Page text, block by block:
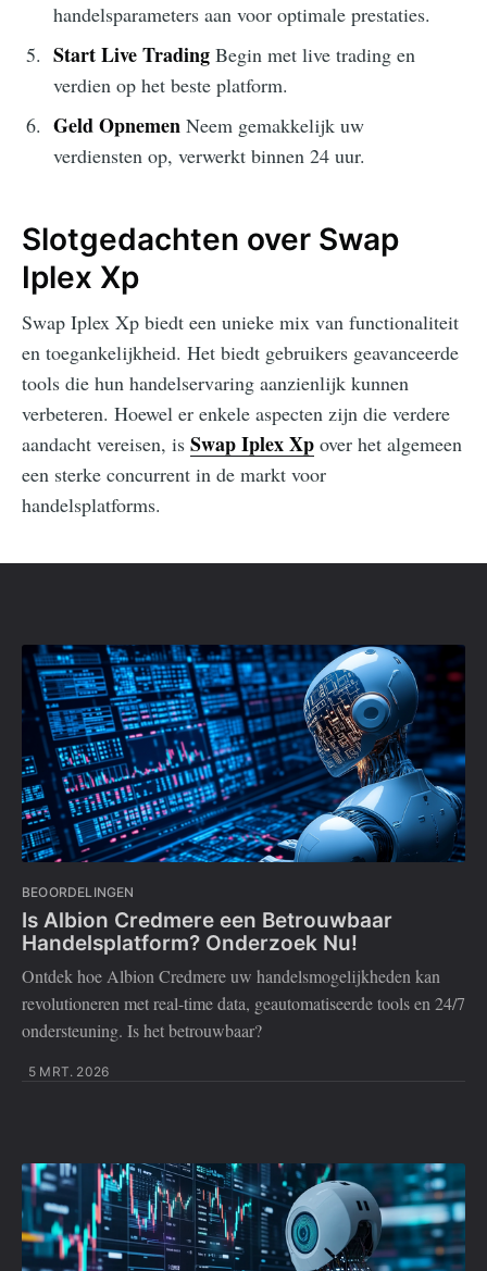
handelsparameters aan voor optimale prestaties.
Start Live TradingBegin met live trading en
verdien op het beste platform.
Geld OpnemenNeem gemakkelijk uw
verdiensten op, verwerkt binnen 24 uur.
Slotgedachten over Swap
Iplex Xp
Swap Iplex Xp biedt een unieke mix van functionaliteit
en toegankelijkheid. Het biedt gebruikers geavanceerde
tools die hun handelservaring aanzienlijk kunnen
verbeteren. Hoewel er enkele aspecten zijn die verdere
aandacht vereisen, is Swap Iplex Xp over het algemeen
een sterke concurrent in de markt voor
handelsplatforms.
BEOORDELINGEN
Is Albion Credmere een Betrouwbaar
Handelsplatform? Onderzoek Nu!
Ontdek hoe Albion Credmere uw handelsmogelijkheden kan
revolutioneren met real-time data, geautomatiseerde tools en 24/7
ondersteuning. Is het betrouwbaar?
5 MRT. 2026